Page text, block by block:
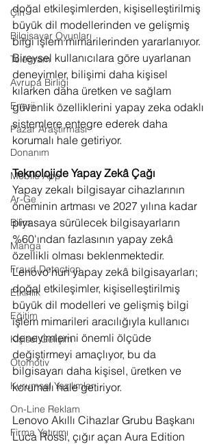
Çin
Bilgisayar Oyunları
Telegram
Avrupa Birliği
Enerji
Pazar Araştırması
Donanım
Mobile App
Ar-Ge
Bilim
Manga
Fraud Detection
Etkinlik
Eğitim
Kişisel Gelişim
Otomotiv
Kurumsal Yazılımlar
On-Line Reklam
Firma Yatırımı
doğal etkileşimlerden, kişiselleştirilmiş
büyük dil modellerinden ve gelişmiş
bilgi işlem mimarilerinden yararlanıyor.
Bireysel kullanıcılara göre uyarlanan
deneyimler, bilişimi daha kişisel
kılarken daha üretken ve sağlam
güvenlik özelliklerini yapay zeka odaklı
sistemlere entegre ederek daha
korumalı hale getiriyor.
Teknolojide Yapay Zekâ Çağı
Yapay zekalı bilgisayar cihazlarının
öneminin artması ve 2027 yılına kadar
piyasaya sürülecek bilgisayarların
%60'ından fazlasının yapay zekâ
özellikli olması beklenmektedir.
Lenovo'nun yapay zekâ bilgisayarları;
doğal etkileşimler, kişiselleştirilmiş
büyük dil modelleri ve gelişmiş bilgi
işlem mimarileri aracılığıyla kullanıcı
deneyimlerini önemli ölçüde
değiştirmeyi amaçlıyor, bu da
bilgisayarı daha kişisel, üretken ve
korumalı hale getiriyor.
Lenovo Akıllı Cihazlar Grubu Başkanı
Luca Rossi, çığır açan Aura Edition